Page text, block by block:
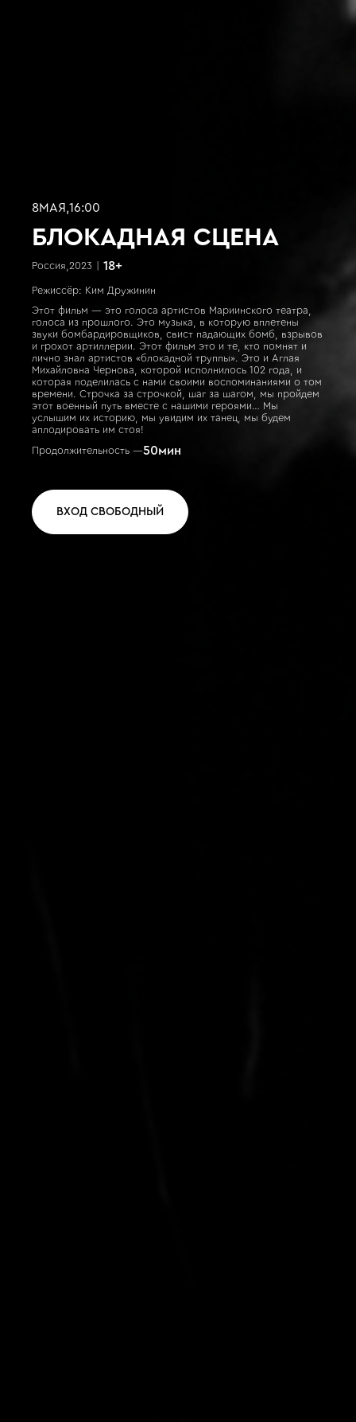
8МАЯ,16:00
БЛОКАДНАЯ СЦЕНА
Россия 2023 18+
Режиссёр: Ким Дружинин
Этот фильм — это голоса артистов Мариинского театра,
голоса из прошлого. Это музыка, в которую вплетены
звуки бомбардировщиков, свист падающих бомб, взрывов
и грохот артиллерии. Этот фильм это и те, кто помнят и
лично знал артистов «блокадной труппы». Это и Аглая
Михайловна Чернова, которой исполнилось 102 года, и
которая поделилась с нами своими воспоминаниями о том
времени. Строчка за строчкой, шаг за шагом, мы пройдем
этот военный путь вместе с нашими героями… Мы
услышим их историю, мы увидим их танец, мы будем
аплодировать им стоя!
Продолжительность —50мин
ВХОД СВОБОДНЫЙ